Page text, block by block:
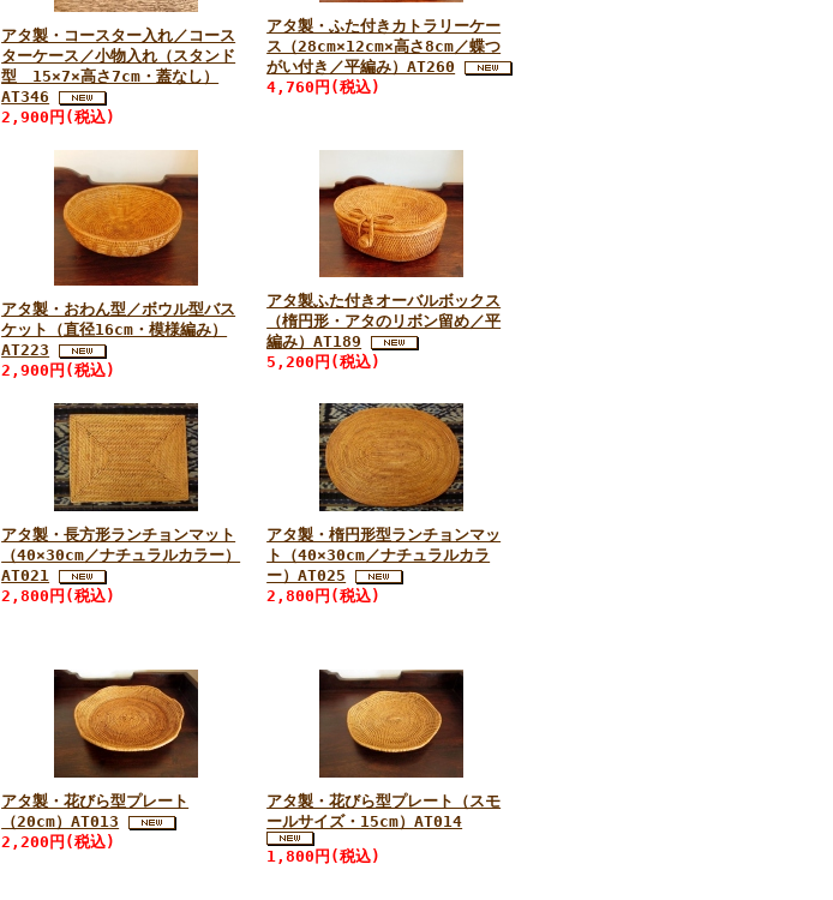
アタ製・コースター入れ／コース
ターケース／小物入れ（スタンド
型 15×7×高さ7cm・蓋なし）
AT346
2,900円(税込)
アタ製・ふた付きカトラリーケー
ス（28cm×12cm×高さ8cm／蝶つ
がい付き／平編み）AT260
4,760円(税込)
アタ製・おわん型／ボウル型バス
ケット（直径16cm・模様編み）
AT223
2,900円(税込)
アタ製ふた付きオーバルボックス
（楕円形・アタのリボン留め／平
編み）AT189
5,200円(税込)
アタ製・長方形ランチョンマット
（40×30cm／ナチュラルカラー）
AT021
2,800円(税込)
アタ製・楕円形型ランチョンマッ
ト（40×30cm／ナチュラルカラ
ー）AT025
2,800円(税込)
アタ製・花びら型プレート
（20cm）AT013
2,200円(税込)
アタ製・花びら型プレート（スモ
ールサイズ・15cm）AT014
1,800円(税込)